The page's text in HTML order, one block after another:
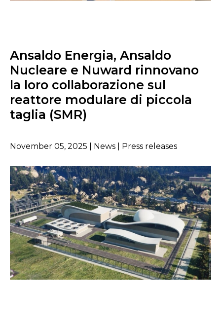
Ansaldo Energia, Ansaldo
Nucleare e Nuward rinnovano
la loro collaborazione sul
reattore modulare di piccola
taglia (SMR)
November 05, 2025 | News | Press releases